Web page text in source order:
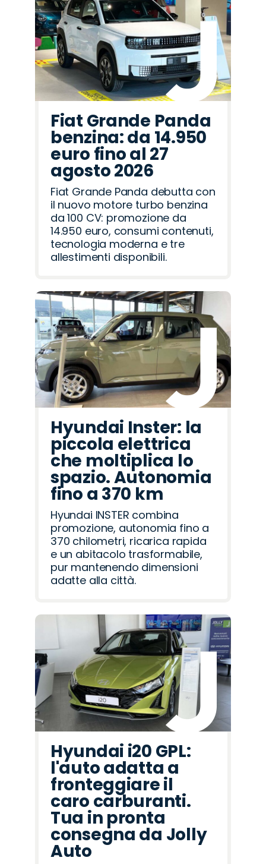
Fiat Grande Panda
benzina: da 14.950
euro fino al 27
agosto 2026
Fiat Grande Panda debutta con
il nuovo motore turbo benzina
da 100 CV: promozione da
14.950 euro, consumi contenuti,
tecnologia moderna e tre
allestimenti disponibili.
Hyundai Inster: la
piccola elettrica
che moltiplica lo
spazio. Autonomia
fino a 370 km
Hyundai INSTER combina
promozione, autonomia fino a
370 chilometri, ricarica rapida
e un abitacolo trasformabile,
pur mantenendo dimensioni
adatte alla città.
Hyundai i20 GPL:
l'auto adatta a
fronteggiare il
caro carburanti.
Tua in pronta
consegna da Jolly
Auto